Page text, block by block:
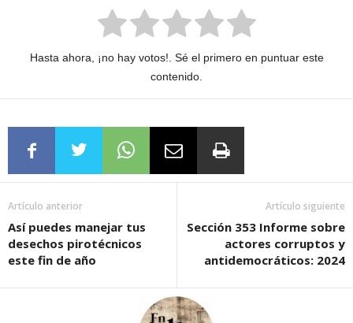
Hasta ahora, ¡no hay votos!. Sé el primero en puntuar este
contenido.
Artículo anterior
Así puedes manejar tus
desechos pirotécnicos
este fin de año
Artículo siguiente
Sección 353 Informe sobre
actores corruptos y
antidemocráticos: 2024